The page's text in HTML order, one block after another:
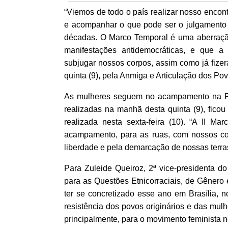
“Viemos de todo o país realizar nosso
e acompanhar o que pode ser o
décadas. O Marco Temporal é uma
manifestações antidemocráticas, e que
subjugar nossos corpos, assim como já
quinta (9), pela Anmiga e Articulação dos
As mulheres seguem no acampamento
realizadas na manhã desta quinta (9),
realizada nesta sexta-feira (10).“A II
acampamento, para as ruas, com nossos
liberdade e pela demarcação de nossas
Para Zuleide Queiroz, 2ª vice-presidenta
para as Questões Etnicorraciais, de
ter se concretizado esse ano em Brasília,
resistência dos povos originários e das
principalmente, para o movimento feminista